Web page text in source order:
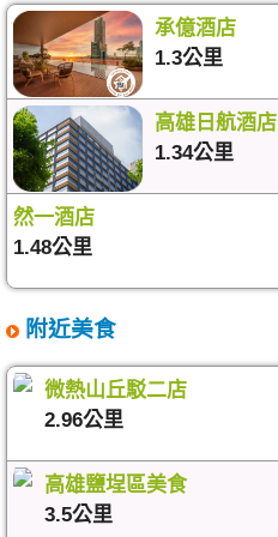
承億酒店
1.3公里
高雄日航酒店
1.34公里
然一酒店
1.48公里
附近美食
微熱山丘駁二店
2.96公里
高雄鹽埕區美食
3.5公里